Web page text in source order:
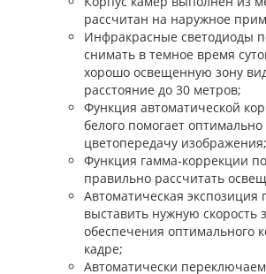
рассчитан на наружное
Инфракрасные светодиоды
снимать в темное время
хорошо освещенную зону
расстояние до 30 метров;
Функция автоматической
белого помогает
цветопередачу изображения;
Функция гамма-коррекции
правильно рассчитать
Автоматическая экспозиция
выставить нужную скорость
обеспечения оптимального
кадре;
Автоматически